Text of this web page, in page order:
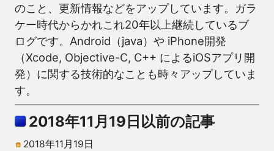
のこと、更新情報などをアップしています。ガラ
ケー時代からかれこれ20年以上継続しているブ
ログです。Android（java）や iPhone開発
（Xcode, Objective-C, C++ によるiOSアプリ開
発）に関する技術的なことも時々アップしていま
す。
2018年11月19日以前の記事
2018年11月19日